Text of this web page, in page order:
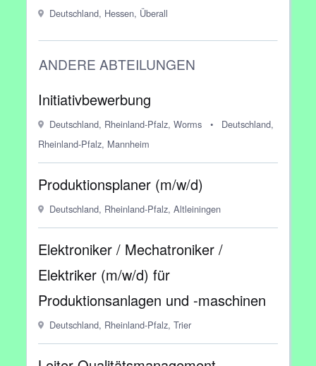
Deutschland, Hessen, Überall
ANDERE ABTEILUNGEN
Initiativbewerbung
Deutschland, Rheinland-Pfalz, Worms •
Deutschland,
Rheinland-Pfalz, Mannheim
Produktionsplaner (m/w/d)
Deutschland, Rheinland-Pfalz, Altleiningen
Elektroniker / Mechatroniker /
Elektriker (m/w/d) für
Produktionsanlagen und -maschinen
Deutschland, Rheinland-Pfalz, Trier